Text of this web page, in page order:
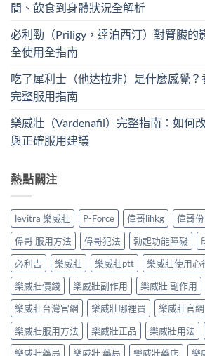
間、飲食到身體狀況全解析
必利勁（Priligy，達泊西汀）對腎臟的
全使用全指南
吃了犀利士（他达拉非）是什麼感覺
完整服用指南
樂威壯（Vardenafil）完整指南：如何
與正確服用建議
熱點關注
levitra 樂威壯 P-Force 偉哥lihkg 偉哥
偉哥 服用方法
偉哥犯法 勃起功能障礙
必利吉
樂威壯 樂威壯ptt 樂威壯使用心
樂威壯價錢
樂威壯副作用 樂威壯 副作用
樂威壯台灣官網
樂威壯哪裡買 樂威壯官網
樂威壯服用方法
樂威壯正品 樂威壯用法
樂威壯藥局
樂威壯 藥局 樂威壯藥店 樂